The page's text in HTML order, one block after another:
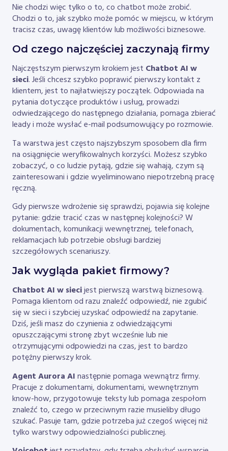
Nie chodzi więc tylko o to, co chatbot może zrobić.
Chodzi o to, jak szybko może pomóc w miejscu, w którym
tracisz czas, uwagę klientów lub możliwości biznesowe.
Od czego najczęściej zaczynają firmy
Najczęstszym pierwszym krokiem jest Chatbot AI w
sieci. Jeśli chcesz szybko poprawić pierwszy kontakt z
klientem, jest to najłatwiejszy początek. Odpowiada na
pytania dotyczące produktów i usług, prowadzi
odwiedzającego do następnego działania, pomaga zbierać
leady i może wysłać e-mail podsumowujący po rozmowie.
Ta warstwa jest często najszybszym sposobem dla firm
na osiągnięcie weryfikowalnych korzyści. Możesz szybko
zobaczyć, o co ludzie pytają, gdzie się wahają, czym są
zainteresowani i gdzie wyeliminowano niepotrzebną pracę
ręczną.
Gdy pierwsze wdrożenie się sprawdzi, pojawia się kolejne
pytanie: gdzie tracić czas w następnej kolejności? W
dokumentach, komunikacji wewnętrznej, telefonach,
reklamacjach lub potrzebie obsługi bardziej
szczegółowych scenariuszy.
Jak wygląda pakiet firmowy?
Chatbot AI w siecijest pierwszą warstwą biznesową.
Pomaga klientom od razu znaleźć odpowiedź, nie zgubić
się w sieci i szybciej uzyskać odpowiedź na zapytanie.
Dziś, jeśli masz do czynienia z odwiedzającymi
opuszczającymi stronę zbyt wcześnie lub nie
otrzymującymi odpowiedzi na czas, jest to bardzo
potężny pierwszy krok.
Agent Aurora AInastępnie pomaga wewnątrz firmy.
Pracuje z dokumentami, dokumentami, wewnętrznym
know-how, przygotowuje teksty lub pomaga zespołom
znaleźć to, czego w przeciwnym razie musieliby długo
szukać. Pasuje tam, gdzie potrzeba już czegoś więcej niż
tylko warstwy odpowiedzialności publicznej.